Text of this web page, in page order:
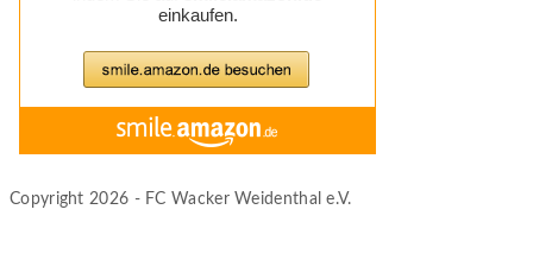
Copyright 2026 - FC Wacker Weidenthal e.V.